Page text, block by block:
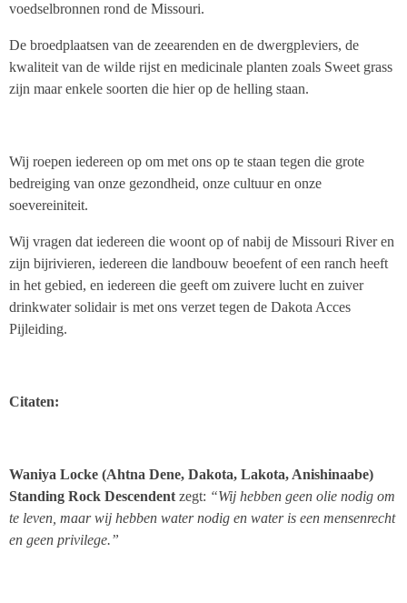
voedselbronnen rond de Missouri.
De broedplaatsen van de zeearenden en de dwergpleviers, de
kwaliteit van de wilde rijst en medicinale planten zoals Sweet grass
zijn maar enkele soorten die hier op de helling staan.
Wij roepen iedereen op om met ons op te staan tegen die grote
bedreiging van onze gezondheid, onze cultuur en onze
soevereiniteit.
Wij vragen dat iedereen die woont op of nabij de Missouri River en
zijn bijrivieren, iedereen die landbouw beoefent of een ranch heeft
in het gebied, en iedereen die geeft om zuivere lucht en zuiver
drinkwater solidair is met ons verzet tegen de Dakota Acces
Pijleiding.
Citaten:
Waniya Locke (Ahtna Dene, Dakota, Lakota, Anishinaabe)
Standing Rock Descendent zegt: “Wij hebben geen olie nodig om
te leven, maar wij hebben water nodig en water is een mensenrecht
en geen privilege.”